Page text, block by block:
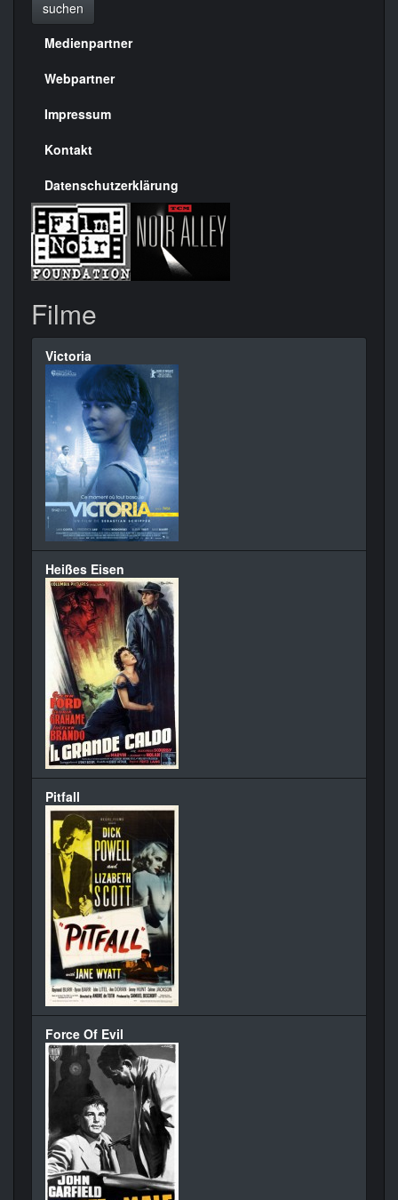
suchen
Menülinks
rechte
Seite
Medienpartner
Webpartner
Impressum
Kontakt
Datenschutzerklärung
Filme
Victoria
Heißes Eisen
Pitfall
Force Of Evil